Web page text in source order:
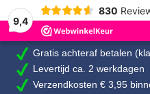
9,4
830
Gratis achteraf betalen
Levertijd ca. 2 werkdagen
Verzendkosten € 3,95